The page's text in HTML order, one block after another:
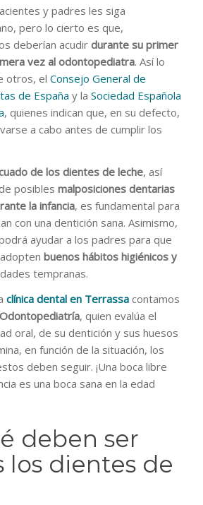
y padres les siga
pero lo cierto es que,
deberían acudir durante su primer
vez al odontopediatra. Así lo
otros, el Consejo General de
de España y la Sociedad Española
, quienes indican que, en su defecto,
a cabo antes de cumplir los
de los dientes de leche, así
posibles malposiciones dentarias
la infancia, es fundamental para
con una dentición sana. Asimismo,
ayudar a los padres para que
buenos hábitos higiénicos y
tempranas.
clínica dental en Terrassa contamos
, quien evalúa el
oral, de su dentición y sus huesos
en función de la situación, los
deben seguir. ¡Una boca libre
es una boca sana en la edad
deben ser
los dientes de